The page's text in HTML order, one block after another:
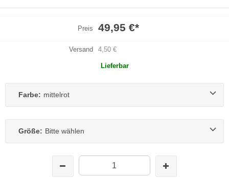
Preis 49,95 €*
Versand 4,50 €
Lieferbar
Farbe: mittelrot
Größe: Bitte wählen